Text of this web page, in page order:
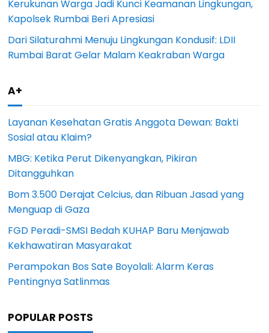
Kerukunan Warga Jadi Kunci Keamanan Lingkungan,
Kapolsek Rumbai Beri Apresiasi
Dari Silaturahmi Menuju Lingkungan Kondusif: LDII
Rumbai Barat Gelar Malam Keakraban Warga
A+
Layanan Kesehatan Gratis Anggota Dewan: Bakti
Sosial atau Klaim?
MBG: Ketika Perut Dikenyangkan, Pikiran
Ditangguhkan
Bom 3.500 Derajat Celcius, dan Ribuan Jasad yang
Menguap di Gaza
FGD Peradi-SMSI Bedah KUHAP Baru Menjawab
Kekhawatiran Masyarakat
Perampokan Bos Sate Boyolali: Alarm Keras
Pentingnya Satlinmas
POPULAR POSTS